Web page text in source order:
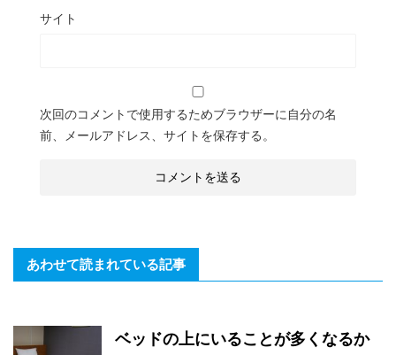
サイト
次回のコメントで使用するためブラウザーに自分の名
前、メールアドレス、サイトを保存する。
あわせて読まれている記事
ベッドの上にいることが多くなるか